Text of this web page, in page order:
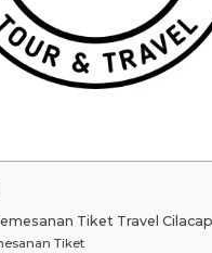
Tiket Travel
Tiket